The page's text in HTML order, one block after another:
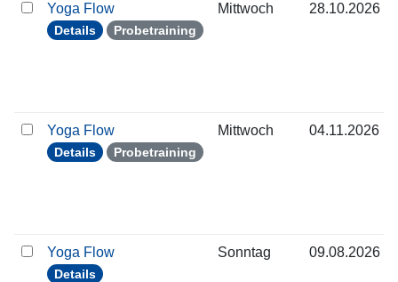
Yoga Flow
Details Probetraining
Mittwoch 28.10.2026
Yoga Flow
Details Probetraining
Mittwoch 04.11.2026
Yoga Flow
Details
Sonntag 09.08.2026